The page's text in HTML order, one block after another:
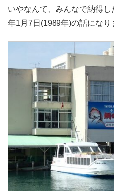
いやなんて、みんなで納得
年1月7日(1989年)の話になり